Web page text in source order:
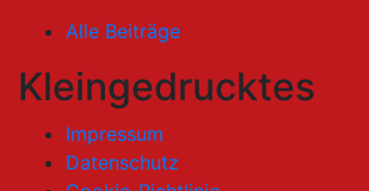
Alle Beiträge
Kleingedrucktes
Impressum
Datenschutz